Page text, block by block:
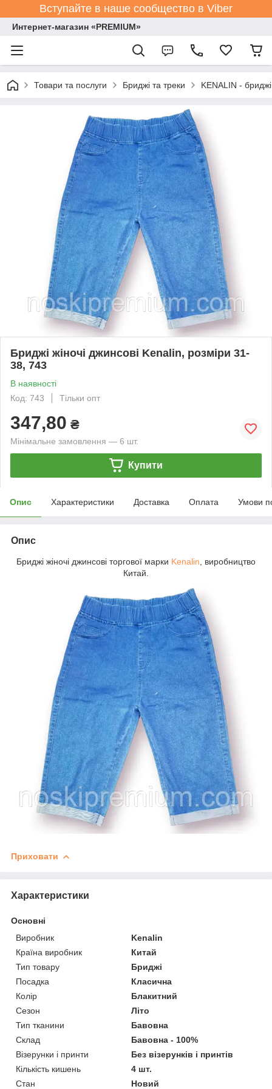
Вступайте в наше сообщество в Viber
Интернет-магазин «PREMIUM»
Товари та послуги Бриджі та треки KENALIN - бриджі
Бриджі жіночі джинсові Kenalin, розміри 31-
38, 743
В наявності
Код: 743
Тільки опт
347,80 ₴
Мінімальне замовлення — 6 шт.
Купити
Опис Характеристики Доставка Оплата Умови
Опис
Бриджі жіночі джинсові торгової марки Kenalin , виробництво
Китай.
Приховати
Характеристики
Основні
Виробник
Kenalin
Країна виробник
Китай
Тип товару
Бриджі
Посадка
Класична
Колір
Блакитний
Сезон
Літо
Тип тканини
Бавовна
Склад
Бавовна - 100%
Візерунки і принти
Без візерунків і принтів
Кількість кишень
4 шт.
Стан
Новий